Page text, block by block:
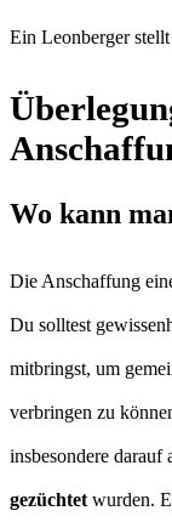
Ein Leonberger
Wo kann
Die Anschaffung
Du solltest
mitbringst, um
verbringen zu
insbesondere darauf
gezüchtet wurden.